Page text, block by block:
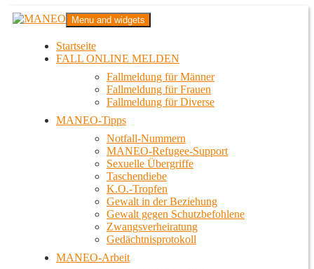
Zum
InhaltMANEO
Das schwule Anti-Gewalt-Projekt in Berlin
Menu and widgets
Startseite
FALL ONLINE MELDEN
Fallmeldung für Männer
Fallmeldung für Frauen
Fallmeldung für Diverse
MANEO-Tipps
Notfall-Nummern
MANEO-Refugee-Support
Sexuelle Übergriffe
Taschendiebe
K.O.-Tropfen
Gewalt in der Beziehung
Gewalt gegen Schutzbefohlene
Zwangsverheiratung
Gedächtnisprotokoll
MANEO-Arbeit